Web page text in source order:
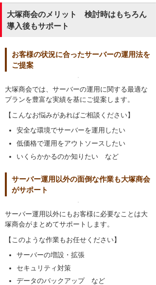
大塚商会のメリット 検討時はもちろん
導入後もサポート
お客様の状況に合ったサーバーの運用法を
ご提案
大塚商会では、サーバーの運用に関する最適な
プランを豊富な実績を基にご提案します。
【こんなお悩みがあればご相談ください】
安全な環境でサーバーを運用したい
低価格で運用をアウトソースしたい
いくらかかるのか知りたい など
サーバー運用以外の面倒な作業も大塚商会
がサポート
サーバー運用以外にもお客様に必要なことは大
塚商会がまとめてサポートします。
【このような作業もお任せください】
サーバーの増設・拡張
セキュリティ対策
データのバックアップ など